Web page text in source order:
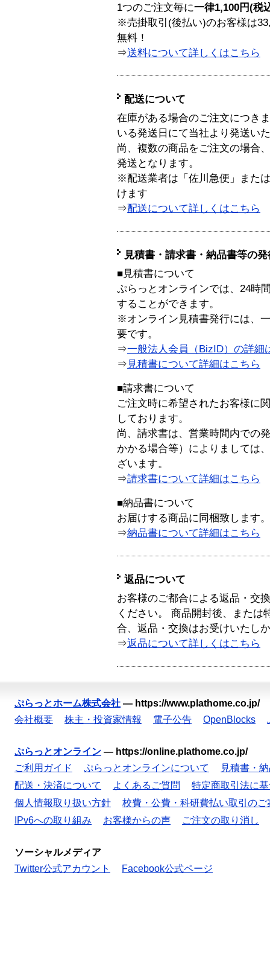
1つのご注文毎に一律1,100円(税
※売掛取引(後払い)のお客様は
無料！
⇒送料について詳しくはこちら
配送について
在庫がある場合のご注文につき
いる発送日にて当社より発送い
尚、複数の商品をご注文の場合
発送となります。
※配送業者は「佐川急便」また
けます
⇒配送について詳しくはこちら
見積書・請求書・納品書等の
■見積書について
ぷらっとオンラインでは、24時
することができます。
※オンライン見積書発行には、
要です。
⇒一般法人会員（BizID）の詳細
⇒ 見積書について詳細はこちら
■請求書について
ご注文時に希望されたお客様に
しております。
尚、請求書は、営業時間内での
かかる場合等）によりましては
ざいます。
⇒請求書について詳細はこちら
■納品書について
お届けする商品に同梱致します。
⇒納品書について詳細はこちら
返品について
お客様のご都合による返品・交
ください。 商品開封後、または
合、返品・交換はお受けいたし
⇒返品について詳しくはこちら
ぷらっとホーム株式会社 — https://www.plathome.co.jp/
会社概要
株主・投資家情報 電子公告 OpenBlocks
ぷらっとオンライン — https://online.plathome.co.jp/
ご利用ガイド
ぷらっとオンラインについて
見積書・
配送・決済について
よくあるご質問
特定商取引法に
個人情報取り扱い方針
校費・公費・科研費払い取引のご
IPv6への取り組み
お客様からの声 ご注文の取り消し
ソーシャルメディア
Twitter公式アカウント
Facebook公式ページ